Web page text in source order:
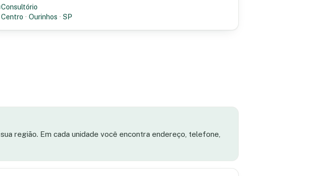
Consultório
Centro ·Ourinhos ·SP
região. Em cada unidade você encontra endereço, telefone,